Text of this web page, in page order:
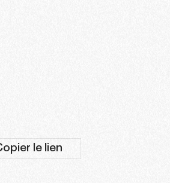
le lien